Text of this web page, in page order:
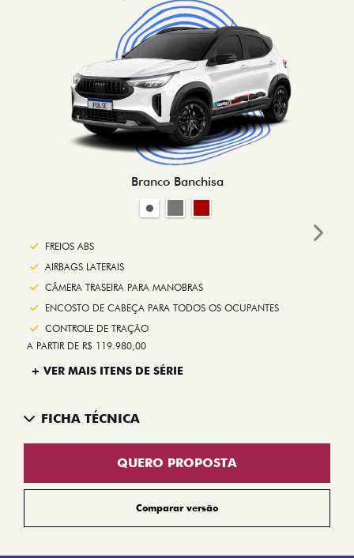
Branco Banchisa
FREIOS ABS
AIRBAGS LATERAIS
CÂMERA TRASEIRA PARA MANOBRAS
ENCOSTO DE CABEÇA PARA TODOS OS OCUPANTES
CONTROLE DE TRAÇÃO
A PARTIR DE R$ 119.980,00
+ VER MAIS ITENS DE SÉRIE
FICHA TÉCNICA
QUERO PROPOSTA
Comparar versão
Next